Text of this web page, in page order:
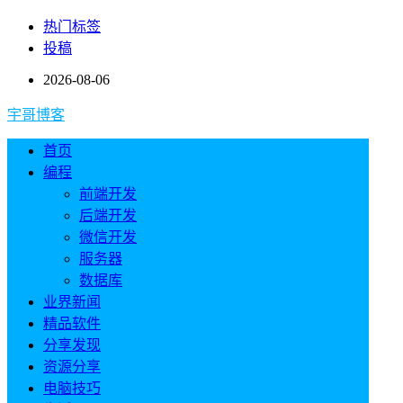
热门标签
投稿
2026-08-06
宇哥博客
首页
编程
前端开发
后端开发
微信开发
服务器
数据库
业界新闻
精品软件
分享发现
资源分享
电脑技巧